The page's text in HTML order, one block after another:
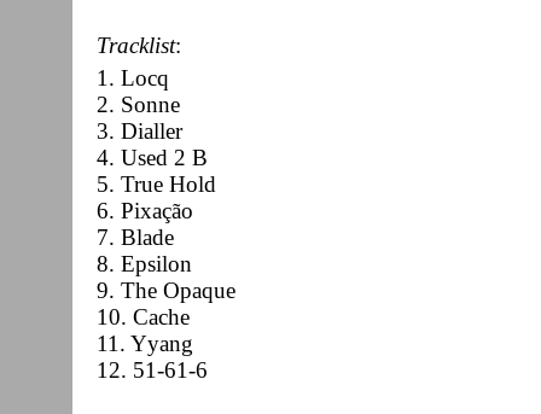
Tracklist:
1. Locq
2. Sonne
3. Dialler
4. Used 2 B
5. True Hold
6. Pixação
7. Blade
8. Epsilon
9. The Opaque
10. Cache
11. Yyang
12. 51-61-6